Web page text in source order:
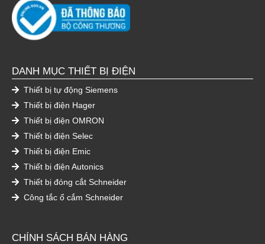
DANH MỤC THIẾT BỊ ĐIỆN
Thiết bị tự động Siemens
Thiết bị điện Hager
Thiết bị điện OMRON
Thiết bị điện Selec
Thiết bị điện Emic
Thiết bị điện Autonics
Thiết bị đóng cắt Schneider
Công tắc ổ cắm Schneider
CHÍNH SÁCH BÁN HÀNG